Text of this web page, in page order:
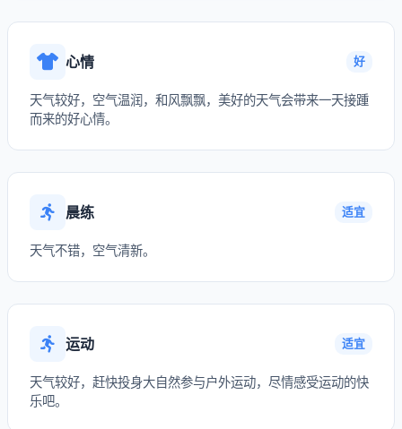
心情 好
天气较好，空气温润，和风飘飘，美好的天气会带来一天接踵
而来的好心情。
晨练 适宜
天气不错，空气清新。
运动 适宜
天气较好，赶快投身大自然参与户外运动，尽情感受运动的快
乐吧。